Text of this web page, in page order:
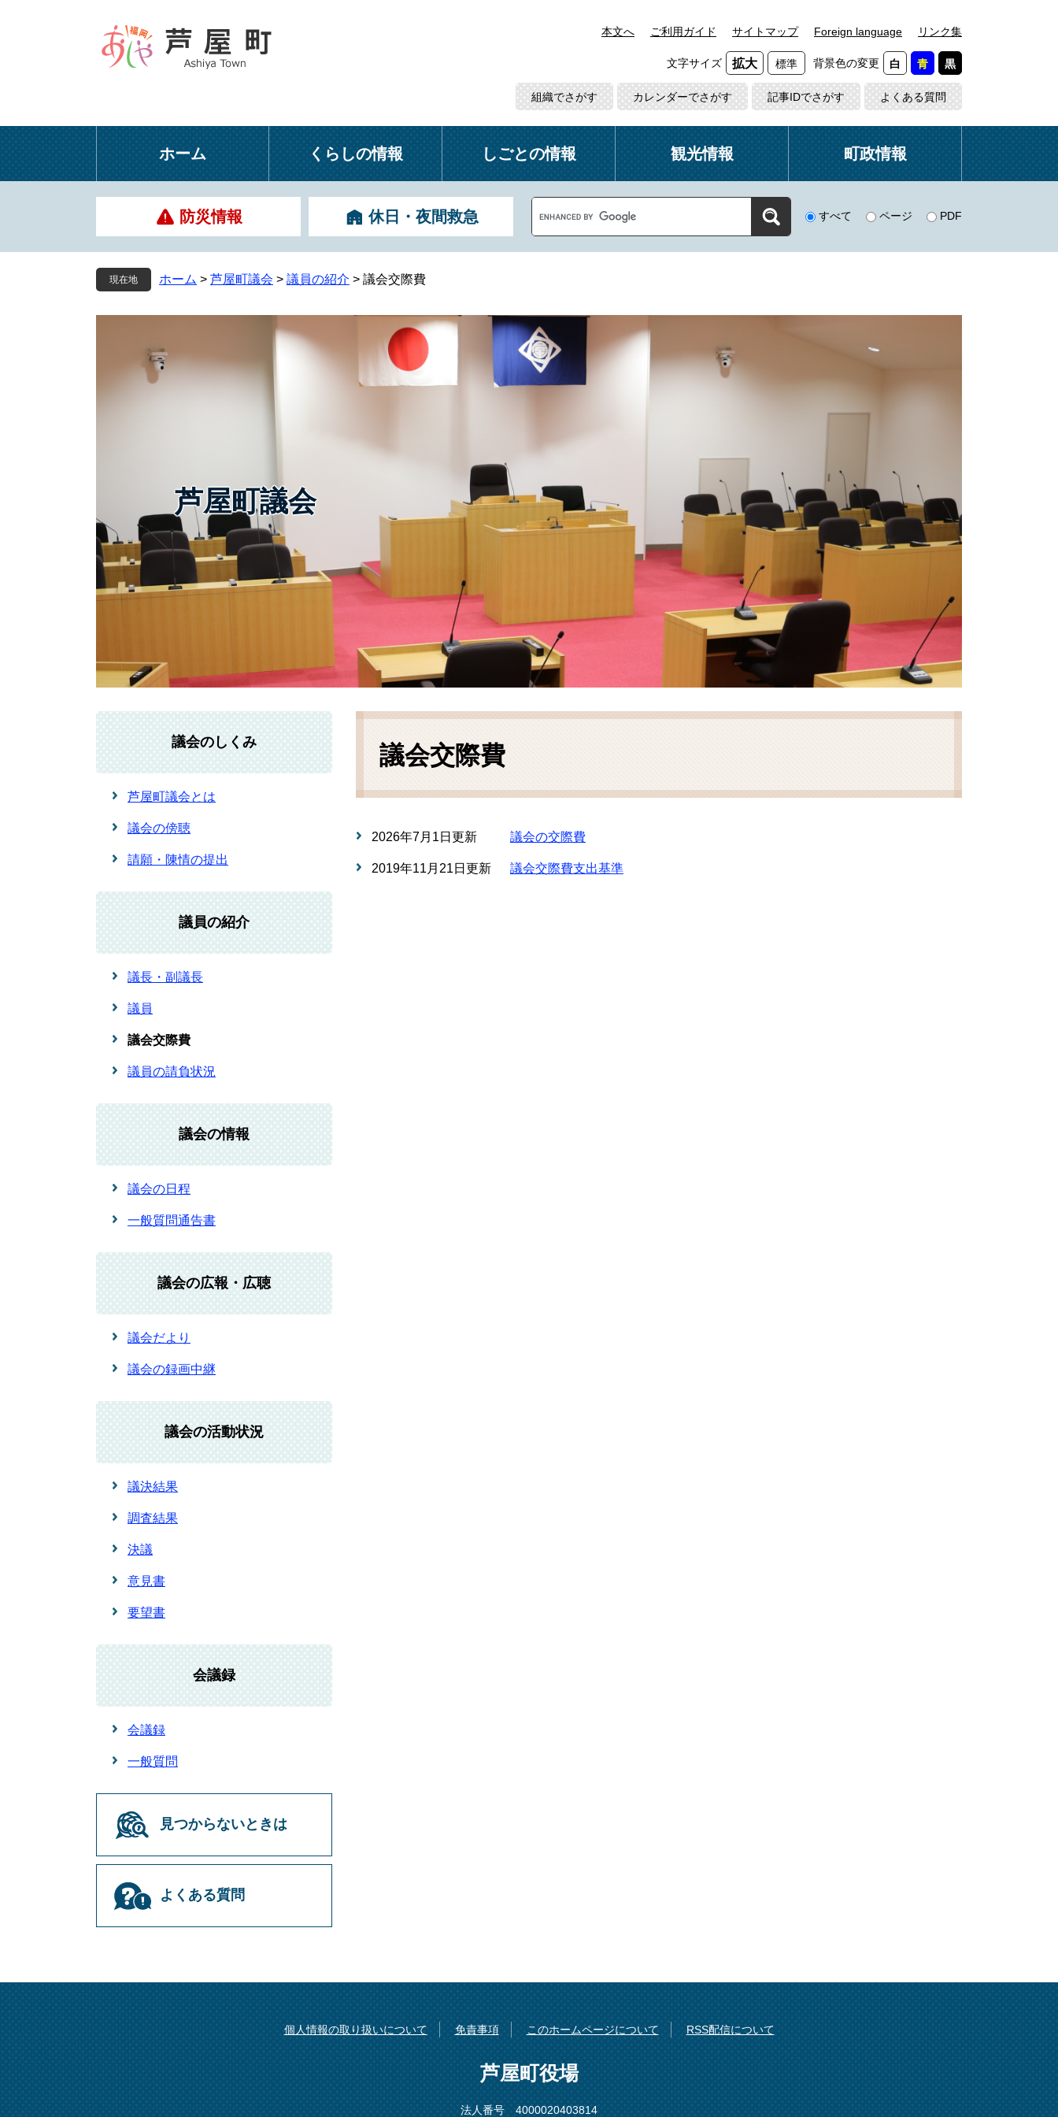
本
本文へ ご利用ガイド サイトマップ Foreign language リンク集
文字サイズ 拡大 標準 背景色の変更 白 青 黒
組織でさがす カレンダーでさがす 記事IDでさがす よくある質問
ホーム くらしの情報 しごとの情報 観光情報 町政情報
防災情報 休日・夜間救急
o
g
タ
ム
検
索
すべて ページ PDF
現在地 ホーム > 芦屋町議会 > 議員の紹介 > 議会交際費
芦屋町議会
本
議会交際費
2026年7月1日更新 議会の交際費
2019年11月21日更新 議会交際費支出基準
議会のしくみ
芦屋町議会とは
議会の傍聴
請願・陳情の提出
議員の紹介
議長・副議長
議員
議会交際費
議員の請負状況
議会の情報
議会の日程
一般質問通告書
議会の広報・広聴
議会だより
議会の録画中継
議会の活動状況
議決結果
調査結果
決議
意見書
要望書
会議録
会議録
一般質問
見つからないときは
よくある質問
個人情報の取り扱いについて 免責事項 このホームページについて RSS配信について
芦屋町役場
法人番号 4000020403814